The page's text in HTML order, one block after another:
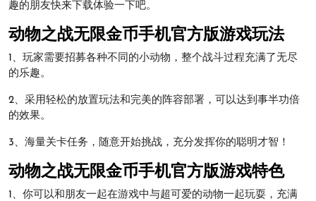
趣的朋友快来下载体验一下吧。
动物之战无限金币手机官方版游戏玩法
1、玩家需要招募各种不同的小动物，整个战斗过程充满了无尽
的乐趣。
2、采用轻松的放置玩法和完美的阵容部署，可以达到事半功倍
的效果。
3、海量关卡任务，随意开始挑战，充分发挥你的聪明才智！
动物之战无限金币手机官方版游戏特色
1、你可以和朋友一起在游戏中与超可爱的动物一起玩耍，充满